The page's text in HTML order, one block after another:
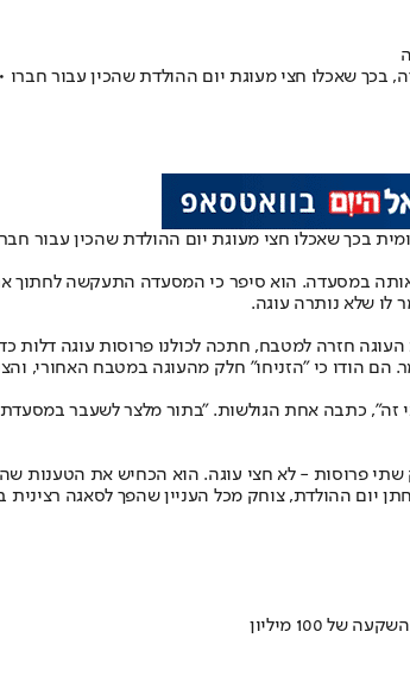
בכך שאכלו חצי מעוגת יום ההולדת שהכין עבור חברו
אותה במסעדה. הוא סיפר כי המסעדה התעקשה לחתוך
לו שלא נותרה עוגה.
חזרה למטבח, חתכה לכולנו פרוסות עוגה דלות
הם הודו כי "הזניחו" חלק מהעוגה במטבח האחורי,
זה", כתבה אחת הגולשות. "בתור מלצר לשעבר במסעדת
יום ההולדת, צוחק מכל העניין שהפך לסאגה רצינית